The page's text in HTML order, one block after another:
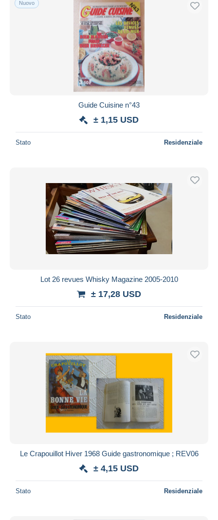
Spedizione gratuita
Metodi di pagamento
Bonifico bancario
Mastercard
Bancontact
Maestro
Aggiorna
Nuovo
Guide Cuisine n°43
± 1,15 USD
Stato Residenziale
Lot 26 revues Whisky Magazine 2005-2010
± 17,28 USD
Stato Residenziale
Le Crapouillot Hiver 1968 Guide gastronomique ; REV06
± 4,15 USD
Stato Residenziale